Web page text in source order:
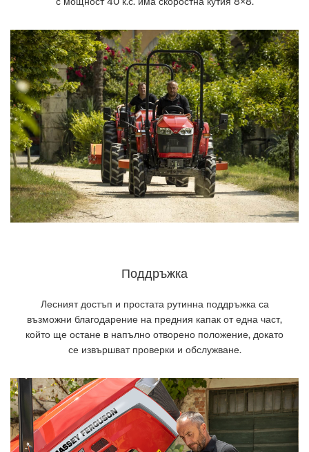
Поддръжка
Лесният достъп и простата рутинна поддръжка са
възможни благодарение на предния капак от една част,
който ще остане в напълно отворено положение, докато
се извършват проверки и обслужване.